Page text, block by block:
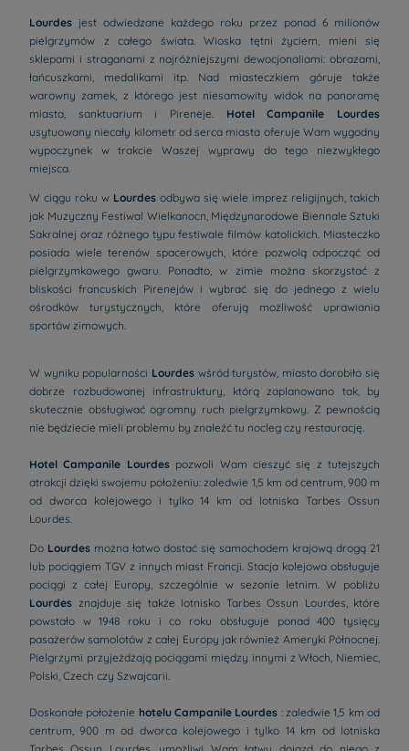
Lourdes jest odwiedzane każdego roku przez ponad 6 milionów
pielgrzymów z całego świata. Wioska tętni życiem, mieni się
sklepami i straganami z najróżniejszymi dewocjonaliami: obrazami,
łańcuszkami, medalikami itp. Nad miasteczkiem góruje także
warowny zamek, z którego jest niesamowity widok na panoramę
miasta, sanktuarium i Pireneje. Hotel Campanile Lourdes
usytuowany niecały kilometr od serca miasta oferuje Wam wygodny
wypoczynek w trakcie Waszej wyprawy do tego niezwykłego
miejsca.
W ciągu roku w Lourdes odbywa się wiele imprez religijnych, takich
jak Muzyczny Festiwal Wielkanocn, Międzynarodowe Biennale Sztuki
Sakralnej oraz różnego typu festiwale filmów katolickich. Miasteczko
posiada wiele terenów spacerowych, które pozwolą odpocząć od
pielgrzymkowego gwaru. Ponadto, w zimie można skorzystać z
bliskości francuskich Pirenejów i wybrać się do jednego z wielu
ośrodków turystycznych, które oferują możliwość uprawiania
sportów zimowych.
W wyniku popularności Lourdeswśród turystów, miasto dorobiło się
dobrze rozbudowanej infrastruktury, którą zaplanowano tak, by
skutecznie obsługiwać ogromny ruch pielgrzymkowy. Z pewnością
nie będziecie mieli problemu by znaleźć tu nocleg czy restaurację.
Hotel Campanile Lourdespozwoli Wam cieszyć się z tutejszych
atrakcji dzięki swojemu położeniu: zaledwie 1,5 km od centrum, 900 m
od dworca kolejowego i tylko 14 km od lotniska Tarbes Ossun
Lourdes.
Do Lourdes można łatwo dostać się samochodem krajową drogą 21
lub pociągiem TGV z innych miast Francji. Stacja kolejowa obsługuje
pociągi z całej Europy, szczególnie w sezonie letnim. W pobliżu
Lourdes znajduje się także lotnisko Tarbes Ossun Lourdes, które
powstało w 1948 roku i co roku obsługuje ponad 400 tysięcy
pasażerów samolotów z całej Europy jak również Ameryki Północnej.
Pielgrzymi przyjeżdżają pociągami między innymi z Włoch, Niemiec,
Polski, Czech czy Szwajcarii.
Doskonałe położenie hotelu Campanile Lourdes : zaledwie 1,5 km od
centrum, 900 m od dworca kolejowego i tylko 14 km od lotniska